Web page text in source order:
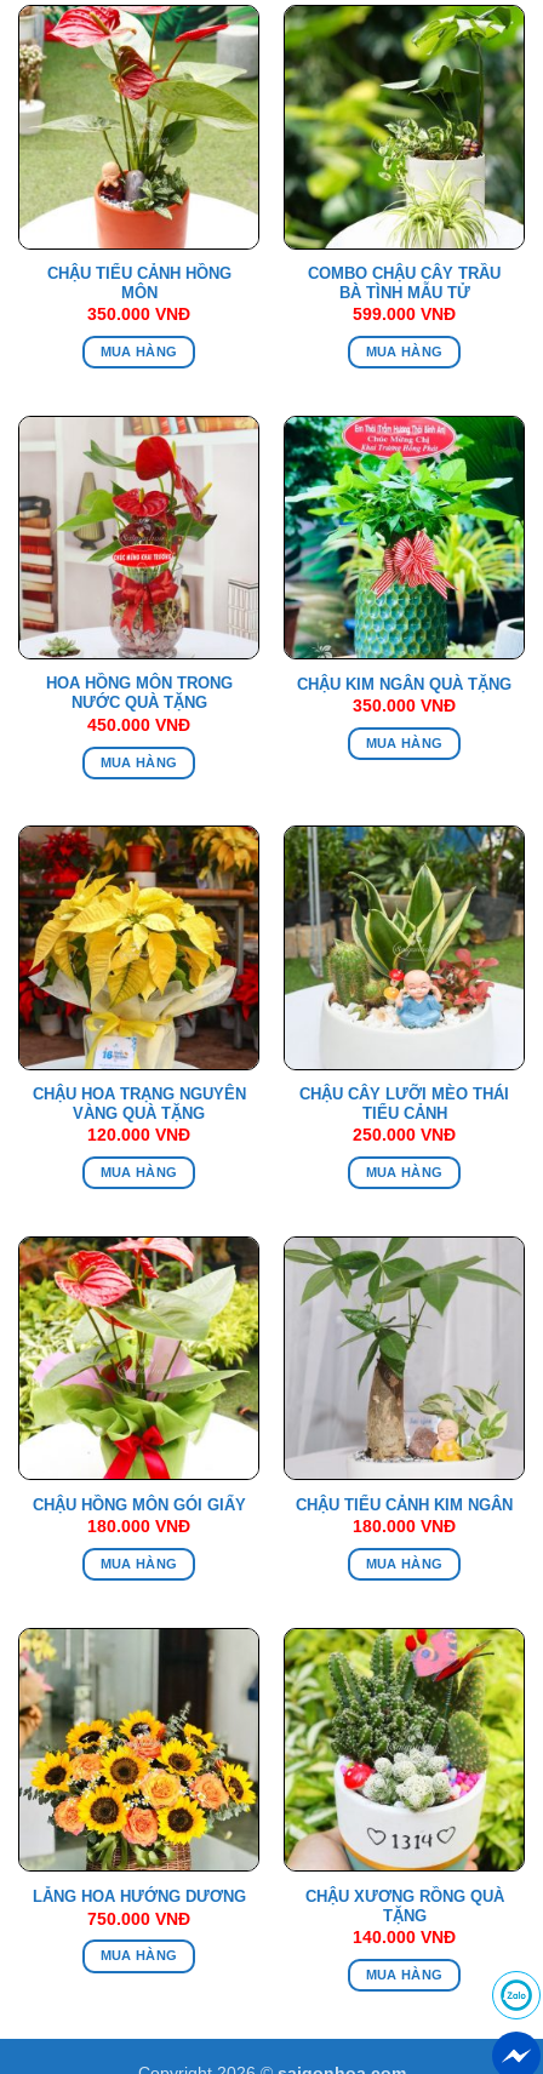
CHẬU TIỂU CẢNH HỒNG
MÔN
350.000 VNĐ
MUA HÀNG
COMBO CHẬU CÂY TRẦU
BÀ TÌNH MẪU TỬ
599.000 VNĐ
MUA HÀNG
HOA HỒNG MÔN TRONG
NƯỚC QUÀ TẶNG
450.000 VNĐ
MUA HÀNG
CHẬU KIM NGÂN QUÀ TẶNG
350.000 VNĐ
MUA HÀNG
CHẬU HOA TRẠNG NGUYÊN
VÀNG QUÀ TẶNG
120.000 VNĐ
MUA HÀNG
CHẬU CÂY LƯỠI MÈO THÁI
TIỂU CẢNH
250.000 VNĐ
MUA HÀNG
CHẬU HỒNG MÔN GÓI GIẤY
180.000 VNĐ
MUA HÀNG
CHẬU TIỂU CẢNH KIM NGÂN
180.000 VNĐ
MUA HÀNG
LẴNG HOA HƯỚNG DƯƠNG
750.000 VNĐ
MUA HÀNG
CHẬU XƯƠNG RỒNG QUÀ
TẶNG
140.000 VNĐ
MUA HÀNG